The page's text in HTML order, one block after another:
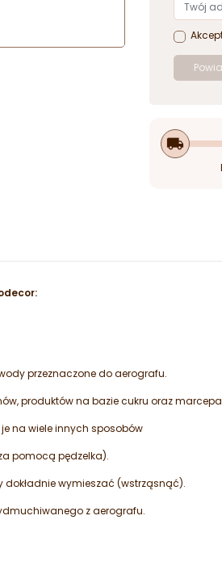
local_shipping
przeznaczone do aerografu.
produktów na bazie cukru oraz
na wiele innych sposobów
pomocą pędzelka).
dokładnie wymieszać (wstrząsnąć).
z aerografu.